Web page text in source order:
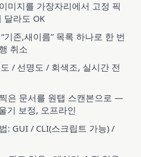
미지를 가장자리에서 고정 픽
달라도 OK
존,새이름” 목록 하나로 한 번
취소
/ 선명도 / 회색조, 실시간 전
은 문서를 원탭 스캔본으로 —
기 보정, 오프라인
: GUI / CLI(스크립트 가능) /